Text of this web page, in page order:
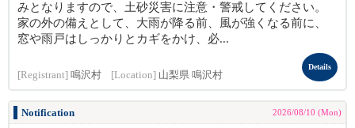
みとなりますので、土砂災害に注意・警戒してください。
家の外の備えとして、大雨が降る前、風が強くなる前に、
窓や雨戸はしっかりとカギをかけ、必...
[Registrant] 鳴沢村 [Location] 山梨県 鳴沢村
Details
Notification 2026/08/10 (Mon)